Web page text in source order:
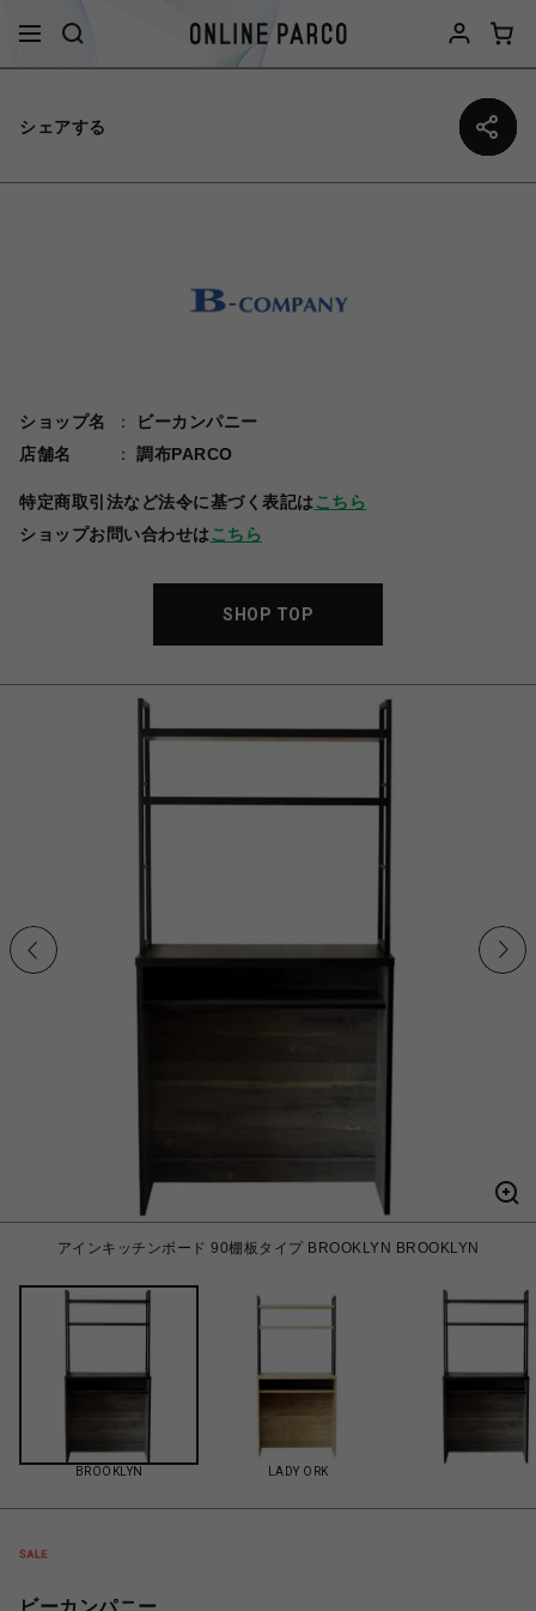
アインキッチンボード 90棚板タイプ BROOKLYN BROOKLYN
BROOKLYN LADY ORK
シェアする
ショップ名
ビーカンパニー
店舗名
調布PARCO
特定商取引法など法令に基づく表記はこちら
ショップお問い合わせはこちら
SHOP TOP